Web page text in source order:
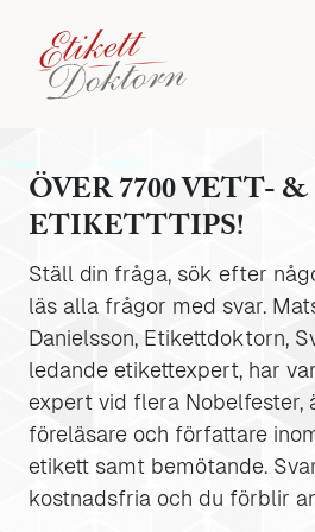
ÖVER 7700 VETT- &
ETIKETTTIPS!
Ställ din fråga, sök efter
läs alla frågor med svar.
Danielsson, Etikettdoktorn,
ledande etikettexpert, har
expert vid flera Nobelfester,
föreläsare och författare
etikett samt bemötande.
kostnadsfria och du förblir